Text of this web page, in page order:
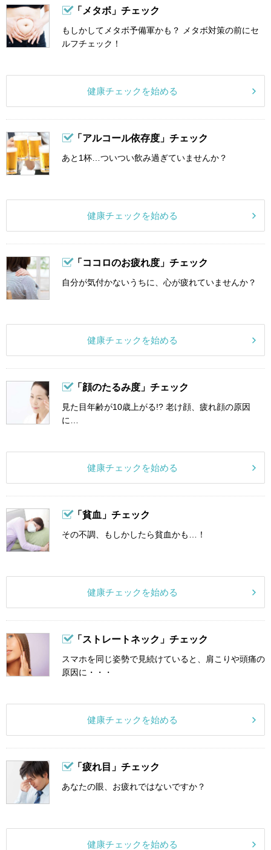
「メタボ」チェック
もしかしてメタボ予備軍かも？ メタボ対策の前にセ
ルフチェック！
健康チェックを始める
「アルコール依存度」チェック
あと1杯…ついつい飲み過ぎていませんか？
健康チェックを始める
「ココロのお疲れ度」チェック
自分が気付かないうちに、心が疲れていませんか？
健康チェックを始める
「顔のたるみ度」チェック
見た目年齢が10歳上がる!? 老け顔、疲れ顔の原因
に…
健康チェックを始める
「貧血」チェック
その不調、もしかしたら貧血かも…！
健康チェックを始める
「ストレートネック」チェック
スマホを同じ姿勢で見続けていると、肩こりや頭痛の
原因に・・・
健康チェックを始める
「疲れ目」チェック
あなたの眼、お疲れではないですか？
健康チェックを始める